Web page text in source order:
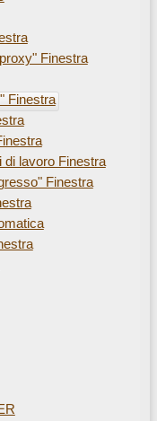
Finestra
Finestra
di lavoro Finestra
Finestra